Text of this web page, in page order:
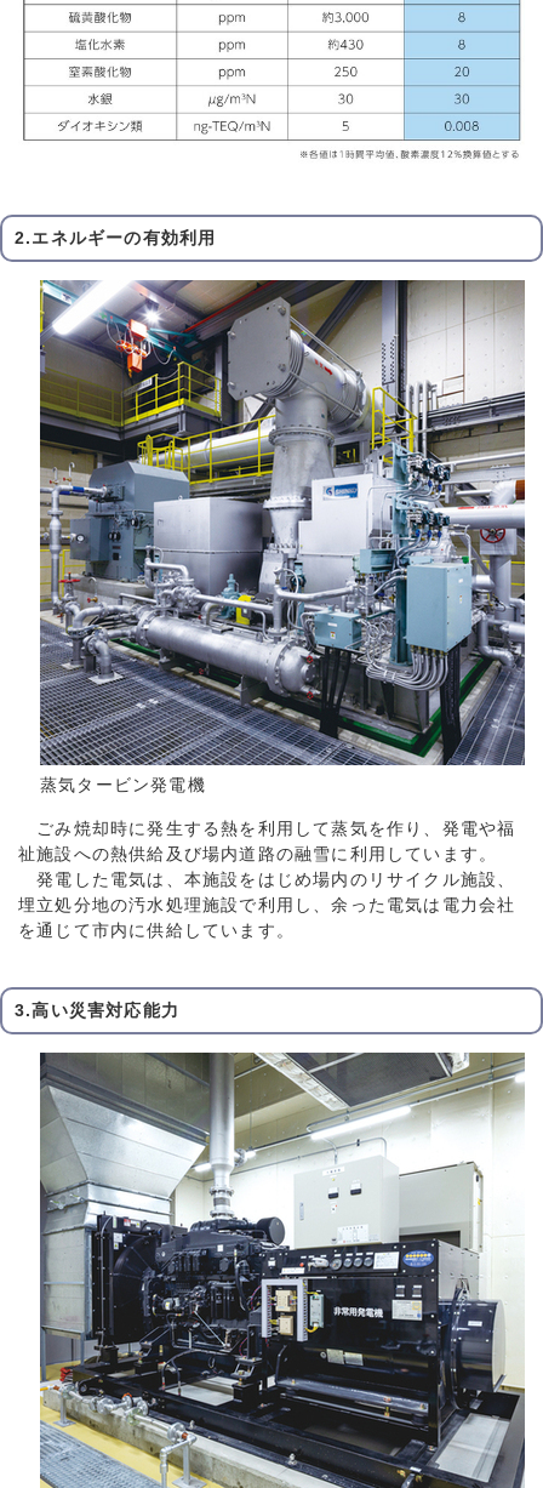
2.エネルギーの有効利用
蒸気タービン発電機
ごみ焼却時に発生する熱を利用して蒸気を作り、発電や福
祉施設への熱供給及び場内道路の融雪に利用しています。
発電した電気は、本施設をはじめ場内のリサイクル施設、
埋立処分地の汚水処理施設で利用し、余った電気は電力会社
を通じて市内に供給しています。
3.高い災害対応能力